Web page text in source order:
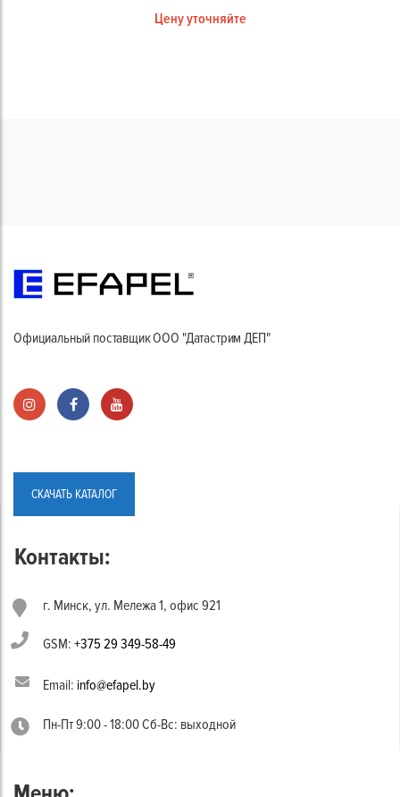
Цену уточняйте
Официальный поставщик ООО "Датастрим ДЕП"
СКАЧАТЬ КАТАЛОГ
Контакты:
г. Минск, ул. Мележа 1, офис 921
GSM: +375 29 349-58-49
Email: info@efapel.by
Пн-Пт 9:00 - 18:00 Сб-Вс: выходной